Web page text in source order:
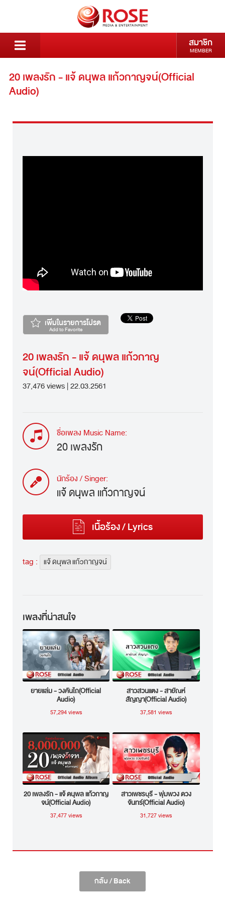
สมาชิก
MEMBER
20 เพลงรัก - แจ้ ดนุพล แก้วกาญจน์(Official
Audio)
เพิ่มในรายการโปรด
Add to Favorite
20 เพลงรัก - แจ้ ดนุพล แก้วกาญ
จน์(Official Audio)
37,476 views | 22.03.2561
ชื่อเพลง Music Name:
20 เพลงรัก
นักร้อง / Singer:
แจ้ ดนุพล แก้วกาญจน์
เนื้อร้อง / Lyrics
tag : แจ้ ดนุพล แก้วกาญจน์
เพลงที่น่าสนใจ
ยายแล่ม - วงคันไถ(Official
Audio)
57,294 views
สาวสวนแตง - สายัณห์
สัญญา(Official Audio)
37,581 views
20 เพลงรัก - แจ้ ดนุพล แก้วกาญ
จน์(Official Audio)
37,477 views
สาวเพชรบุรี - พุ่มพวง ดวง
จันทร์(Official Audio)
31,727 views
กลับ / Back